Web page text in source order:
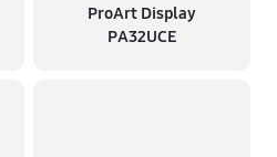
ProArt Display
PA32UCE